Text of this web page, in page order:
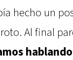
hecho un
Al final